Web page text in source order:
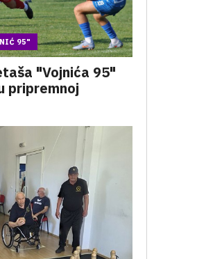
95"
"Vojnića 95"
pripremnoj